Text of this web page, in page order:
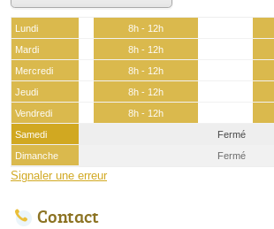
Lundi 8h - 12h
Mardi
8h - 12h
Mercredi
8h - 12h
Jeudi
8h - 12h
Vendredi
8h - 12h
Samedi
Fermé
Dimanche
Fermé
Signaler une erreur
Contact